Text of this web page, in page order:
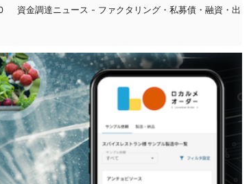
資金調達ニュース - ファクタリング・私募債・融資・出